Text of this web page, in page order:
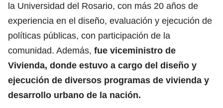
la Universidad del Rosario, con más 20 años de
experiencia en el diseño, evaluación y ejecución de
políticas públicas, con participación de la
comunidad. Además, fue viceministro de
Vivienda, donde estuvo a cargo del diseño y
ejecución de diversos programas de vivienda y
desarrollo urbano de la nación.